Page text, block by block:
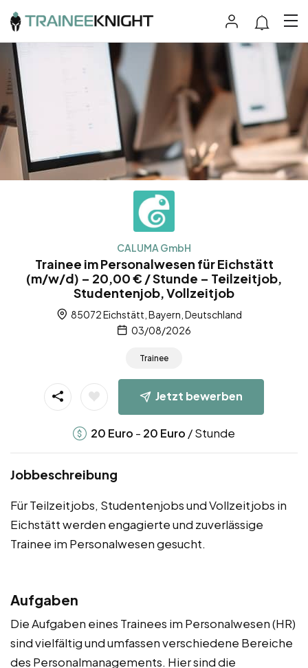
CALUMA GmbH
Trainee im Personalwesen für Eichstätt
(m/w/d) – 20,00 € / Stunde – Teilzeitjob,
Studentenjob, Vollzeitjob
85072 Eichstätt, Bayern, Deutschland
03/08/2026
Trainee
Jetzt bewerben
20 Euro - 20 Euro / Stunde
Jobbeschreibung
Für Teilzeitjobs, Studentenjobs und Vollzeitjobs in
Eichstätt werden engagierte und zuverlässige
Trainee im Personalwesen gesucht.
Aufgaben
Die Aufgaben eines Trainees im Personalwesen (HR)
sind vielfältig und umfassen verschiedene Bereiche
des Personalmanagements. Hier sind die